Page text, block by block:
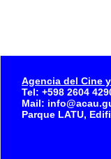
Agencia del Cine
Tel: +598 2604
Mail:
Parque LATU,